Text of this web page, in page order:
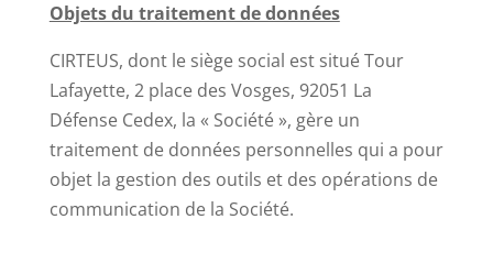
Objets du traitement de données
CIRTEUS, dont le siège social est situé Tour
Lafayette, 2 place des Vosges, 92051 La
Défense Cedex, la « Société », gère un
traitement de données personnelles qui a pour
objet la gestion des outils et des opérations de
communication de la Société.